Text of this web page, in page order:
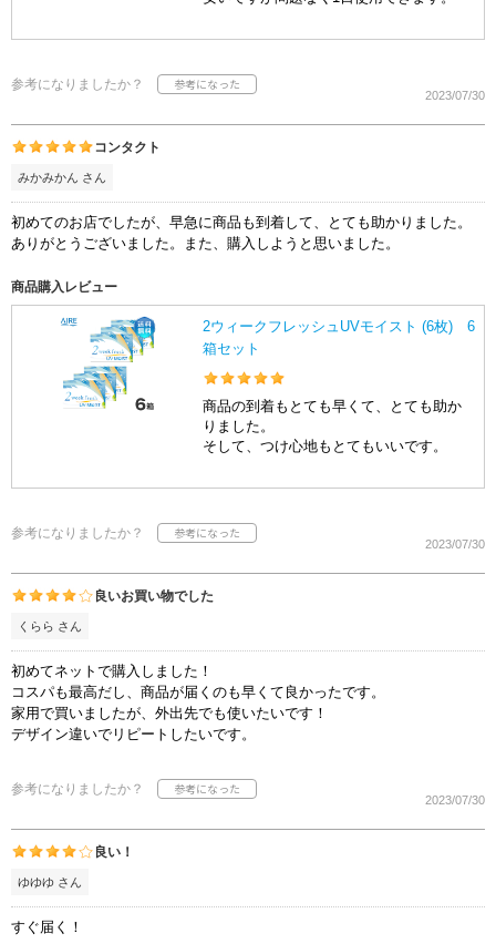
参考になりましたか？
2023/07/30
コンタクト
みかみかん さん
初めてのお店でしたが、早急に商品も到着して、とても助かりました。
ありがとうございました。また、購入しようと思いました。
商品購入レビュー
2ウィークフレッシュUVモイスト (6枚) 6
箱セット
商品の到着もとても早くて、とても助か
りました。
そして、つけ心地もとてもいいです。
参考になりましたか？
2023/07/30
良いお買い物でした
くらら さん
初めてネットで購入しました！
コスパも最高だし、商品が届くのも早くて良かったです。
家用で買いましたが、外出先でも使いたいです！
デザイン違いでリピートしたいです。
参考になりましたか？
2023/07/30
良い！
ゆゆゆ さん
すぐ届く！